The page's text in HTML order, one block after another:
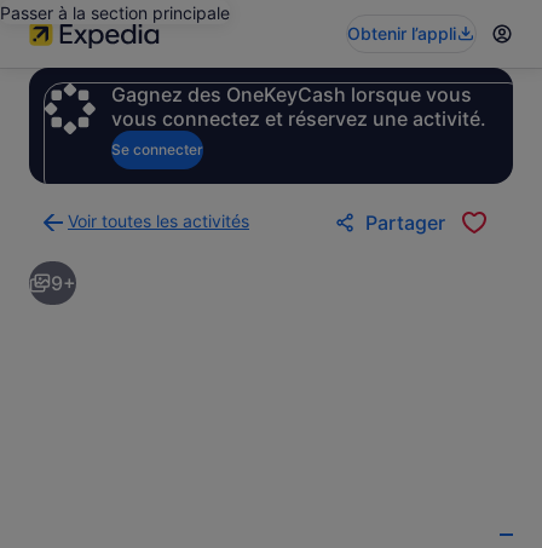
Passer à la section principale
Obtenir l’appli
Gagnez des OneKeyCash lorsque vous
vous connectez et réservez une activité.
Se connecter
Voir toutes les activités
à
la
page
Partager
9+